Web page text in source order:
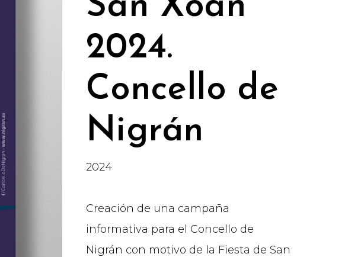
San Xoan
2024.
Concello de
Nigrán
2024
Creación de una campaña
informativa para el Concello de
Nigrán con motivo de la Fiesta de San